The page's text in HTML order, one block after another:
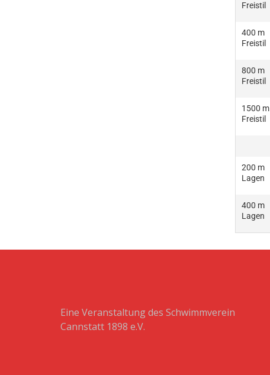
Freistil
400 m
Freistil
800 m
Freistil
1500 m
Freistil
200 m
Lagen
400 m
Lagen
Eine Veranstaltung des Schwimmverein
Cannstatt 1898 e.V.